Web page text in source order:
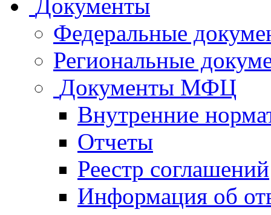
Документы
Федеральные
Региональные
Документы МФЦ
Внутренние
Отчеты
Реестр соглашений
Информация об